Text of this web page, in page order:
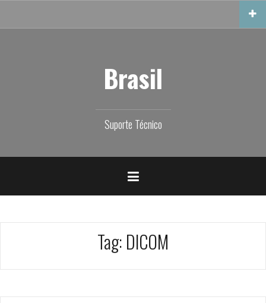
content
Brasil
Suporte Técnico
Tag: DICOM